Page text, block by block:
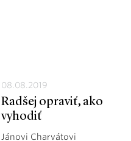
08.08.2019
Radšej opraviť, ako
vyhodiť
Jánovi Charvátovi